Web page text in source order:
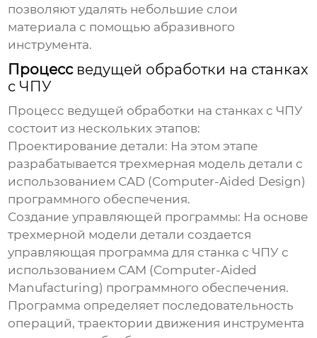
позволяют удалять небольшие слои
материала с помощью абразивного
инструмента.
Процесс ведущей обработки на станках
с ЧПУ
Процесс ведущей обработки на станках с ЧПУ
состоит из нескольких этапов:
Проектирование детали: На этом этапе
разрабатывается трехмерная модель детали с
использованием CAD (Computer-Aided Design)
программного обеспечения.
Создание управляющей программы: На основе
трехмерной модели детали создается
управляющая программа для станка с ЧПУ с
использованием CAM (Computer-Aided
Manufacturing) программного обеспечения.
Программа определяет последовательность
операций, траектории движения инструмента